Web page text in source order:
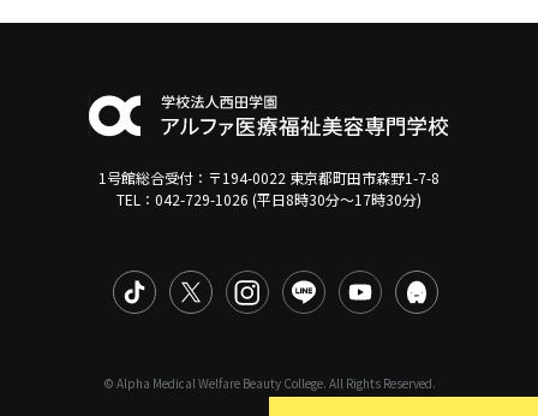
1号館総合受付：〒194-0022 東京都町田市森野1-7-8
TEL：042-729-1026 (平日8時30分〜17時30分)
© Alpha Medical Welfare Beauty College. All Rights Reserved.